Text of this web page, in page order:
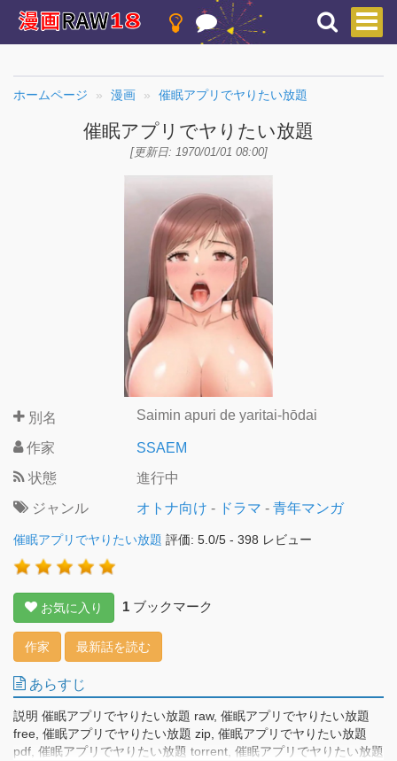
ホームページ 漫画 催眠アプリでヤりたい放題
催眠アプリでヤりたい放題
[更新日: 1970/01/01 08:00]
別名 Saimin apuri de yaritai-hōdai
作家
SSAEM
状態
進行中
ジャンル
オトナ向け - ドラマ -青年マンガ
催眠アプリでヤりたい放題 評価: 5.0/5 - 398 レビュー
お気に入り 1 ブックマーク
作家 最新話を読む
あらすじ
説明 催眠アプリでヤりたい放題 raw, 催眠アプリでヤりたい放題
free, 催眠アプリでヤりたい放題 zip, 催眠アプリでヤりたい放題
pdf, 催眠アプリでヤりたい放題 torrent, 催眠アプリでヤりたい放題